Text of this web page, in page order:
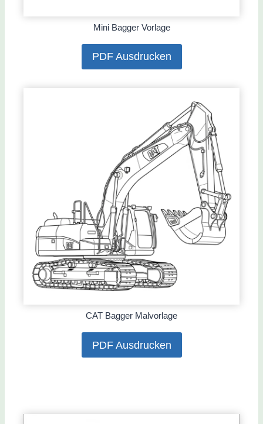
Mini Bagger Vorlage
PDF Ausdrucken
CAT Bagger Malvorlage
PDF Ausdrucken